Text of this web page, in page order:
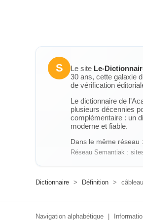
S Le site Le-
30 ans, cette galaxie
de vérification
Le dictionnaire de
plusieurs décennies
complémentaire : un
moderne et fiable.
Dans le même réseau :
Réseau Semantiak :
Dictionnaire > Définition > câbleau
Navigation alphabétique